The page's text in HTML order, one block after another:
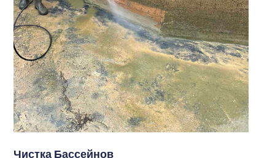
Чистка Бассейнов